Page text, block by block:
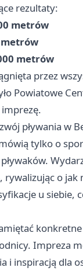
rezultaty:
metrów
metrów
przez
Powiatowe
pływania w
tylko o
rywalizując o
u
Impreza
i inspiracją dla